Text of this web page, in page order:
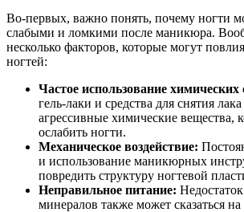
Во-первых, важно понять, почему ногти
слабыми и ломкими после маникюра.
несколько факторов, которые могут
ногтей:
Частое использование химических
гель-лаки и средства для снятия
агрессивные химические вещества,
ослабить ногти.
Механическое воздействие:
и использование маникюрных
повредить структуру ногтевой
Неправильное питание:
минералов также может сказаться на